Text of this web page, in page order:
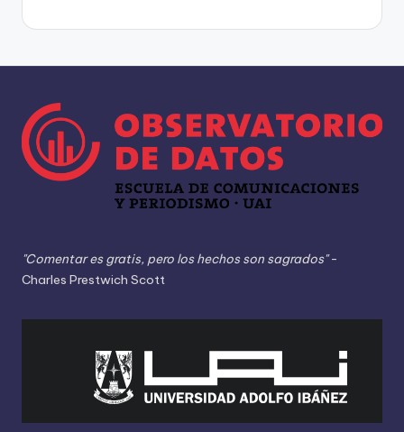
"Comentar es gratis, pero los hechos son sagrados"-
Charles Prestwich Scott